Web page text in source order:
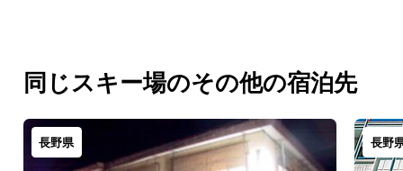
同じスキー場のその他の宿泊先
長野県 長野